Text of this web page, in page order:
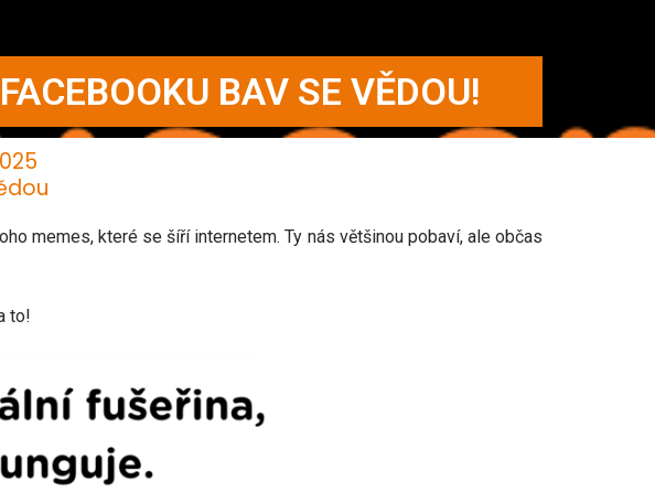
BAV SE VĚDOU!
memes, které se šíří internetem. Ty nás většinou pobaví, ale občas
to!